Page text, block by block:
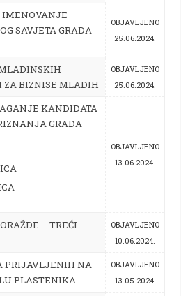
IMENOVANJE
SAVJETA GRADA
OBJAVLJENO
25.06.2024.
ZA BIZNISE MLADIH
OBJAVLJENO
25.06.2024.
KANDIDATA
GRADA
OBJAVLJENO
13.06.2024.
– TREĆI
OBJAVLJENO
10.06.2024.
PRIJAVLJENIH NA
PLASTENIKA
OBJAVLJENO
13.05.2024.